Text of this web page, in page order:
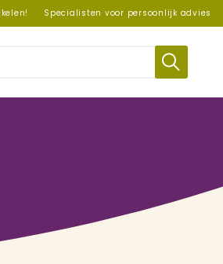
Specialisten voor persoonlijk advies